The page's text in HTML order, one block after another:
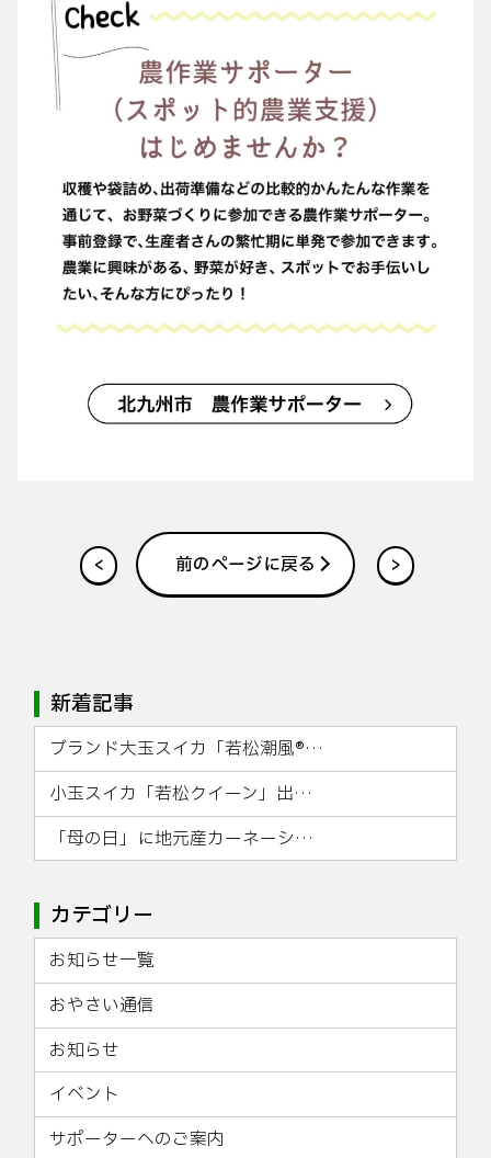
< 前のページに戻る >
新着記事
ブランド大玉スイカ「若松潮風®…
小玉スイカ「若松クイーン」出…
「母の日」に地元産カーネーシ…
カテゴリー
お知らせ一覧
おやさい通信
お知らせ
イベント
サポーターへのご案内